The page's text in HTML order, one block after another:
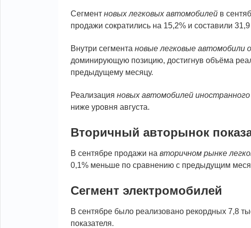
Сегмент новых легковых автомобилей в
продажи сократились на 15,2% и составили
Внутри сегмента новые легковые автомобили
доминирующую позицию, достигнув объёма
предыдущему месяцу.
Реализация новых автомобилей иностранного
ниже уровня августа.
Вторичный авторынок
В сентябре продажи на вторичном рынке
0,1% меньше по сравнению с предыдущим
Сегмент электромобилей
В сентябре было реализовано рекордных 7,8
показателя.